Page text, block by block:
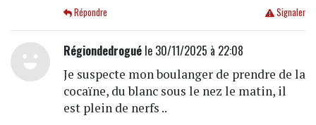
Signaler
Répondre
Régiondedroguéle 30/11/2025 à 22:08
Je suspecte mon boulanger de prendre de la
cocaïne, du blanc sous le nez le matin, il
est plein de nerfs ..